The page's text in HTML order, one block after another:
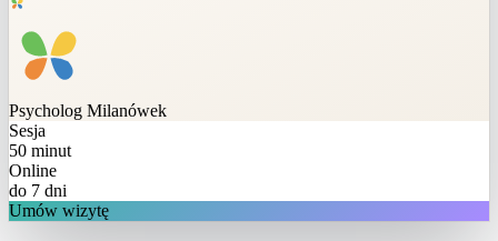
Psycholog Milanówek
Sesja
50 minut
Online
do 7 dni
Umów wizytę